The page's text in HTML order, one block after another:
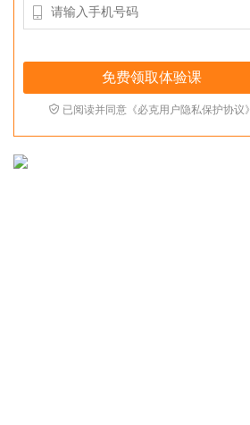

 已阅读并同意《必克用户隐私保护协议》